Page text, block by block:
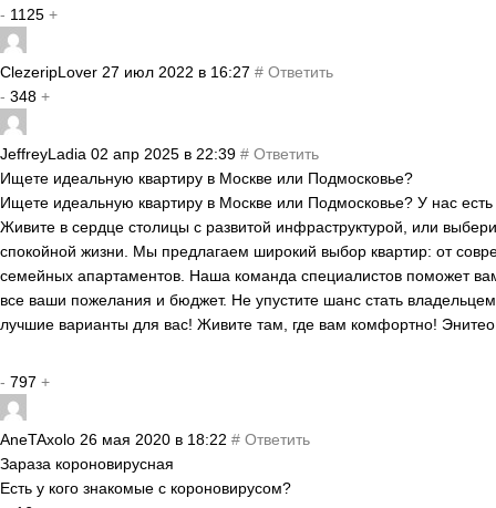
- 1125 +
ClezeripLover 27 июл 2022 в 16:27 # Ответить
- 348 +
JeffreyLadia 02 апр 2025 в 22:39 # Ответить
Ищете идеальную квартиру в Москве или Подмосковье?
Ищете идеальную квартиру в Москве или Подмосковье? У нас
Живите в сердце столицы с развитой инфраструктурой, или
спокойной жизни. Мы предлагаем широкий выбор квартир: от
семейных апартаментов. Наша команда специалистов поможет
все ваши пожелания и бюджет. Не упустите шанс стать
лучшие варианты для вас! Живите там, где вам комфортно!
- 797 +
AneTAxolo 26 мая 2020 в 18:22 # Ответить
Зараза короновирусная
Есть у кого знакомые с короновирусом?